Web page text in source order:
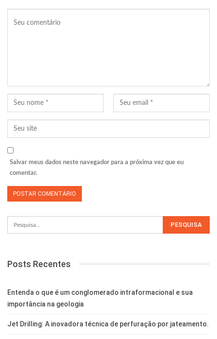
Salvar meus dados neste navegador para a próxima vez que eu
comentar.
Posts Recentes
Entenda o que é um conglomerado intraformacional e sua
importância na geologia
Jet Drilling: A inovadora técnica de perfuração por jateamento.